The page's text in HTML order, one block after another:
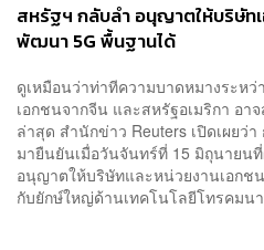
สหรัฐฯ กลับลำ อนุญาตให้บริษัท
พัฒนา 5G พื้นฐานได้
ดูเหมือนว่าท่าทีความบาดหมางระหว่
เอกชนจากจีน และสหรัฐอเมริกา อาจ
ล่าสุด สำนักข่าว Reuters เปิดเผยว่
มายืนยันเมื่อวันจันทร์ที่ 15 มิถุนายน
อนุญาตให้บริษัทและหน่วยงานเอกช
กับยักษ์ใหญ่ด้านเทคโนโลยีโทรคมน